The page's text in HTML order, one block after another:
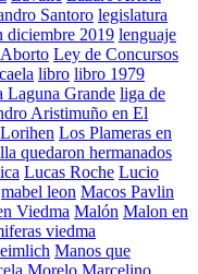
Santoro legislatura
diciembre 2019 lenguaje
Ley de Concursos
libro libro 1979
Laguna Grande liga de
Aristimuño en El
Lorihen Los Plameras en
quedaron hermanados
Lucas Roche Lucio
mabel leon Macos Pavlin
Viedma Malón Malon en
viedma
Manos que
Morelo Marcelino